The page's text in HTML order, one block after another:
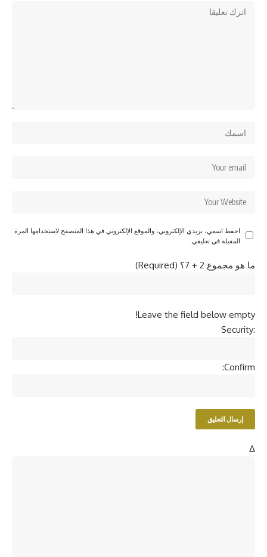
احفظ اسمي، بريدي الإلكتروني، والموقع الإلكتروني في هذا المتصفح لاستخدامها المرة
المقبلة في تعليقي.
ما هو مجموع 2 + 7؟ (Required)
Leave the field below empty!
Security:
Confirm:
Δ